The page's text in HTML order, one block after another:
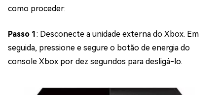
como proceder:
Passo 1: Desconecte a unidade externa do Xbox. Em
seguida, pressione e segure o botão de energia do
console Xbox por dez segundos para desligá-lo.